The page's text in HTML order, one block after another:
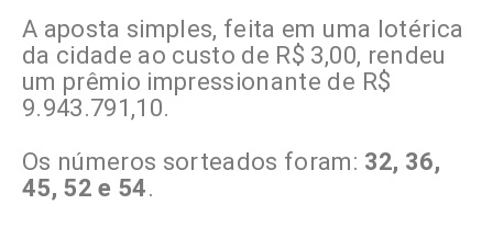
A aposta simples, feita em uma lotérica
da cidade ao custo de R$ 3,00, rendeu
um prêmio impressionante de R$
9.943.791,10.
Os números sorteados foram: 32, 36,
45, 52 e 54.